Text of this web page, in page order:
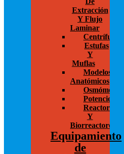
Extracción
Y Flujo
Laminar
Centrífugas
Estufas
Y
Muflas
Modelos
Anatómicos
Osmómetros
Potenciostato
Reactores
Y
Biorreactores
Equipamiento
de